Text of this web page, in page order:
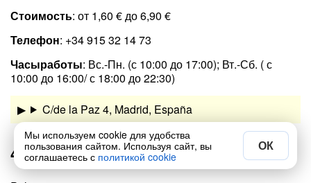
Стоимость: от 1,60 € до 6,90 €
Телефон: +34 915 32 14 73
Часыработы: Вс.-Пн. (с 10:00 до 17:00); Вт.-Сб. ( с
10:00 до 16:00/ с 18:00 до 22:30)
C/de la Paz 4, Madrid, España
4. Palmeras
Мы используем cookie для удобства
пользования сайтом. Используя сайт, вы
соглашаетесь с политикой cookie
ОК